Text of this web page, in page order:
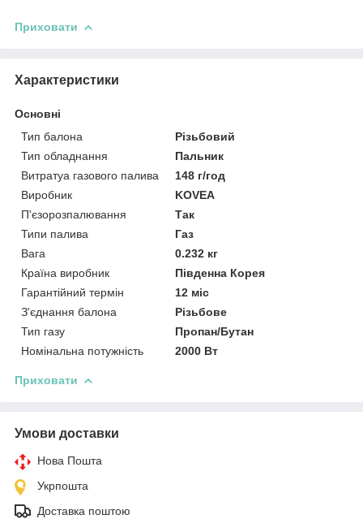
Приховати
Характеристики
Основні
Тип балона
Різьбовий
Тип обладнання
Пальник
Витратуа газового палива
148 г/год
Виробник
KOVEA
П'єзорозпалювання
Так
Типи палива
Газ
Вага
0.232 кг
Країна виробник
Південна Корея
Гарантійний термін
12 міс
З'єднання балона
Різьбове
Тип газу
Пропан/Бутан
Номінальна потужність
2000 Вт
Приховати
Умови доставки
Нова Пошта
Укрпошта
Доставка поштою